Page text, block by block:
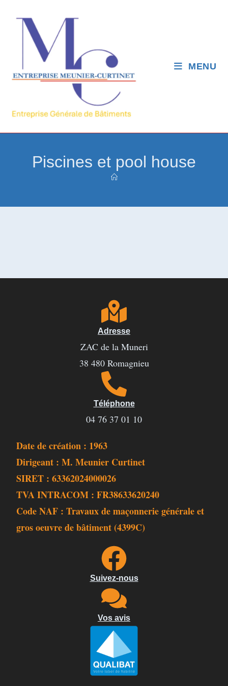
MENU
Piscines et pool house
Adresse
ZAC de la Muneri
38 480 Romagnieu
Téléphone
04 76 37 01 10
Date de création : 1963
Dirigeant : M. Meunier Curtinet
SIRET : 63362024000026
TVA INTRACOM : FR38633620240
Code NAF : Travaux de maçonnerie générale et
gros oeuvre de bâtiment (4399C)
Suivez-nous
Vos avis